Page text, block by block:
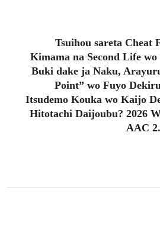
Tsuihou sareta Cheat
Kimama na Second Life
Buki dake ja Naku,
Point” wo Fuyo
Itsudemo Kouka wo Kaijo
Hitotachi Daijoubu? 2026
AAC